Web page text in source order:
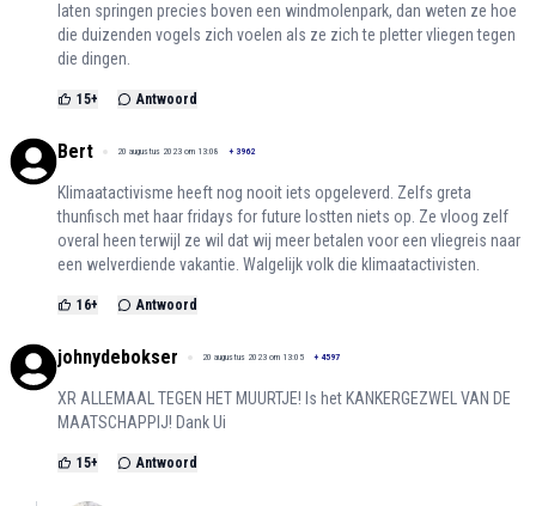
laten springen precies boven een windmolenpark, dan weten ze hoe
die duizenden vogels zich voelen als ze zich te pletter vliegen tegen
die dingen.
15+ Antwoord
Bert 20 augustus 2023 om 13:08 + 3962
Klimaatactivisme heeft nog nooit iets opgeleverd. Zelfs greta
thunfisch met haar fridays for future lostten niets op. Ze vloog zelf
overal heen terwijl ze wil dat wij meer betalen voor een vliegreis naar
een welverdiende vakantie. Walgelijk volk die klimaatactivisten.
16+ Antwoord
johnydebokser 20 augustus 2023 om 13:05 + 4597
XR ALLEMAAL TEGEN HET MUURTJE! Is het KANKERGEZWEL VAN DE
MAATSCHAPPIJ! Dank Ui
15+ Antwoord